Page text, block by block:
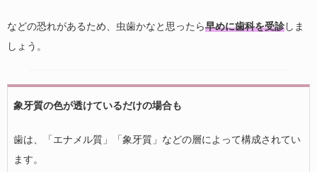
などの恐れがあるため、虫歯かなと思ったら早めに歯科を受診しま
しょう。
象牙質の色が透けているだけの場合も
歯は、「エナメル質」「象牙質」などの層によって構成されてい
ます。